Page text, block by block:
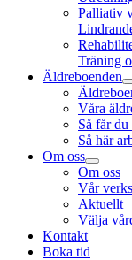
Palliativ
Träning
Äldreboenden
Våra
Så får du
Så här
Om oss
Om oss
Vår
Aktuellt
Välja
Kontakt
Boka tid